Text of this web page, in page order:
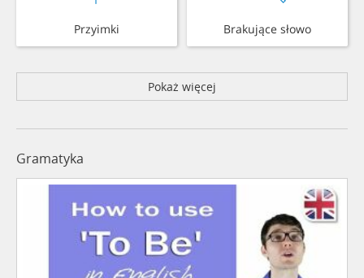
Przyimki Brakujące słowo
Pokaż więcej
Gramatyka